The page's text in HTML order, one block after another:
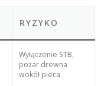
RYZYKO
Wyłączenie STB,
pożar drewna
wokół pieca